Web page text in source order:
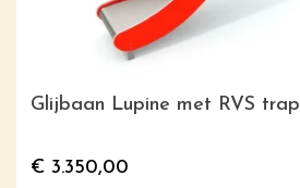
Glijbaan Lupine met RVS trap
€ 3.350,00